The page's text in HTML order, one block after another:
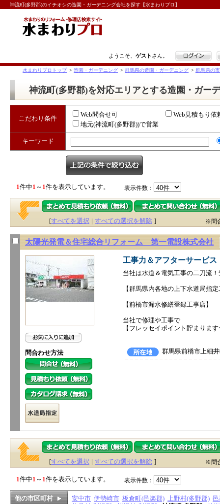
神流町(多野郡)のイチオシの造園・ガーデニング会社を探す【水まわりプロ】
ようこそ、 ゲスト さん。 ログイン
水まわりプロトップ > 造園・ガーデニング > 群馬県の造園・ガーデニング > 群馬県の
神流町(多野郡)を対応エリアとする造園・ガー
こだわり条件
Web問合せ可
Web見積もり依
地元(神流町(多野郡))で営業
キーワード
1件中1 ～ 1件を表示しています。 表示件数：
[すべてを選択 | すべての選択を解除 ] ※問
太陽光発電＆住宅総合リフォーム 第一電設株式会社
問合わせ方法
工事力＆アフターサービス
当社は水道＆電気工事の二刀流
【群馬県内各地の上下水道局指
【前橋市漏水修繕登録工事店】
当社で修理や工事で
【フレッセイポイント貯まりま
群馬県前橋市上細
[すべてを選択 | すべての選択を解除 ] ※問
1件中1 ～ 1件を表示しています。 表示件数：
他の市区町村 安中市 伊勢崎市 板倉町(邑楽郡) 上野村(多野郡)